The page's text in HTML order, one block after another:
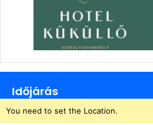
Időjárás
You need to set the Location.